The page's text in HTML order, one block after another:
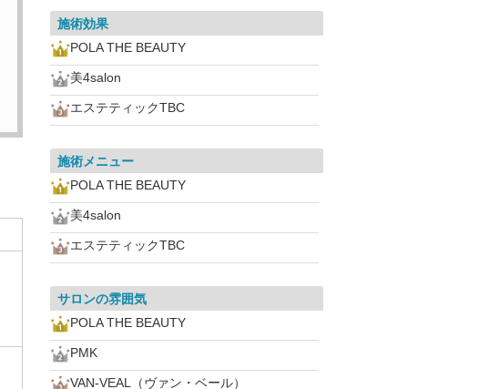
施術効果
POLA THE BEAUTY
美4salon
エステティックTBC
施術メニュー
POLA THE BEAUTY
美4salon
エステティックTBC
サロンの雰囲気
POLA THE BEAUTY
PMK
VAN-VEAL（ヴァン・ベール）